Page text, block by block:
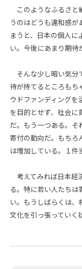
このようなふるさと
うのはどうも違和感が
まうと、日本の個人に
い。今後にあまり期待
そんな少し暗い気分
待が持てるところもち
ウドファンディング
を目的とせず、社会に
だ。もう一つある。そ
寄付の動向だ。もちろ
は増加している。１件
考えてみれば日本経
る。特に若い人たち
い。もうしばらくは
文化を引っ張っていく